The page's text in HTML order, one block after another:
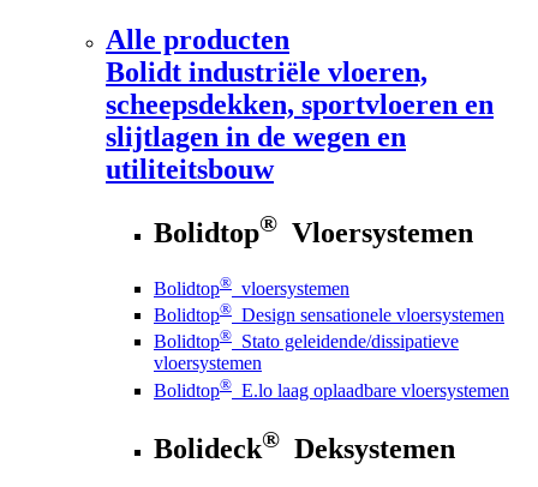
Alle producten
Bolidt industriële vloeren,
scheepsdekken, sportvloeren en
slijtlagen in de wegen en
utiliteitsbouw
Bolidtop® Vloersystemen
Bolidtop® vloersystemen
Bolidtop® Design sensationele vloersystemen
Bolidtop® Stato geleidende/dissipatieve
vloersystemen
Bolidtop® E.lo laag oplaadbare vloersystemen
Bolideck® Deksystemen